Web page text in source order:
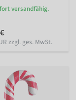
versandfähig.
zzgl. ges. MwSt.